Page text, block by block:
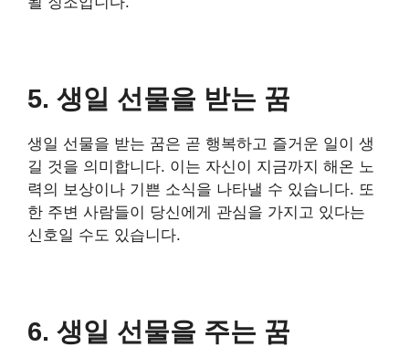
5. 생일 선물을 받는 꿈
생일 선물을 받는 꿈은 곧 행복하고 즐거운 일이 생
길 것을 의미합니다. 이는 자신이 지금까지 해온 노
력의 보상이나 기쁜 소식을 나타낼 수 있습니다. 또
한 주변 사람들이 당신에게 관심을 가지고 있다는
신호일 수도 있습니다.
6. 생일 선물을 주는 꿈